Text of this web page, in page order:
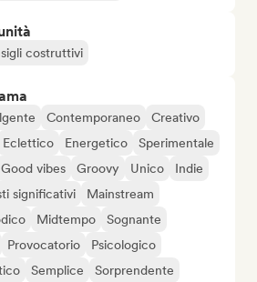
costruttivi
Contemporaneo
Creativo
Eclettico Energetico
Sperimentale
Good vibes Groovy Unico
Indie
significativi
Mainstream
Midtempo
Sognante
Provocatorio
Psicologico
Semplice
Sorprendente